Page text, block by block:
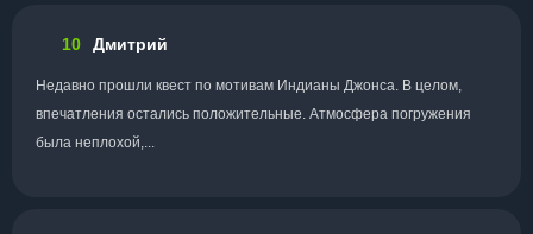
10 Дмитрий
Недавно прошли квест по мотивам Индианы Джонса. В целом,
впечатления остались положительные. Атмосфера погружения
была неплохой,...